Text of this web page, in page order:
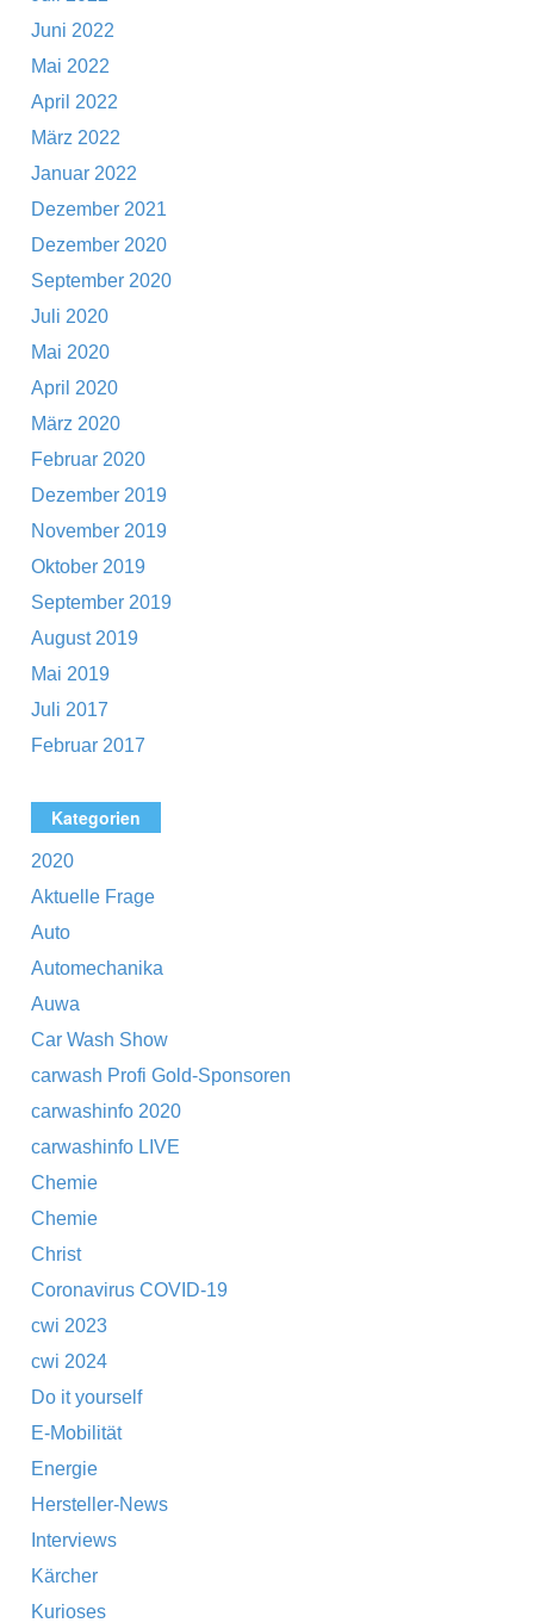
Juni 2022
Mai 2022
April 2022
März 2022
Januar 2022
Dezember 2021
Dezember 2020
September 2020
Juli 2020
Mai 2020
April 2020
März 2020
Februar 2020
Dezember 2019
November 2019
Oktober 2019
September 2019
August 2019
Mai 2019
Juli 2017
Februar 2017
Kategorien
2020
Aktuelle Frage
Auto
Automechanika
Auwa
Car Wash Show
carwash Profi Gold-Sponsoren
carwashinfo 2020
carwashinfo LIVE
Chemie
Chemie
Christ
Coronavirus COVID-19
cwi 2023
cwi 2024
Do it yourself
E-Mobilität
Energie
Hersteller-News
Interviews
Kärcher
Kurioses